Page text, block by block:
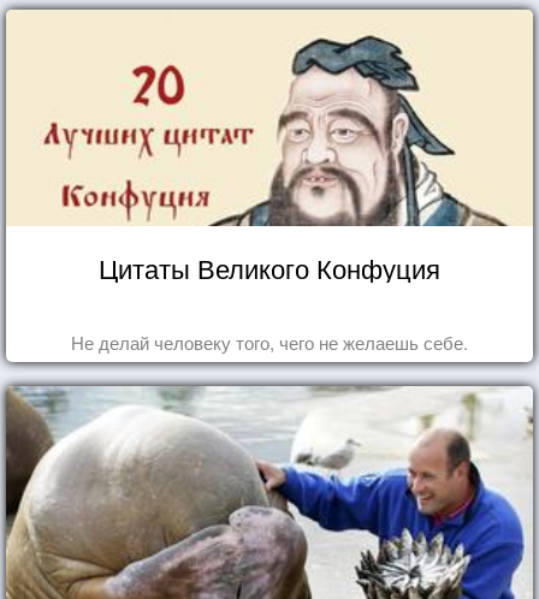
Цитаты Великого Конфуция
Не делай человеку того, чего не желаешь себе.